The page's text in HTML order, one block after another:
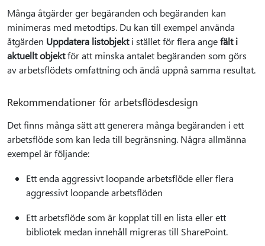
Många åtgärder ger begäranden och begäranden kan
minimeras med metodtips. Du kan till exempel använda
åtgärden Uppdatera listobjekti stället för flera angefält i
aktuellt objektför att minska antalet begäranden som görs
av arbetsflödets omfattning och ändå uppnå samma resultat.
Rekommendationer för arbetsflödesdesign
Det finns många sätt att generera många begäranden i ett
arbetsflöde som kan leda till begränsning. Några allmänna
exempel är följande:
Ett enda aggressivt loopande arbetsflöde eller flera
aggressivt loopande arbetsflöden
Ett arbetsflöde som är kopplat till en lista eller ett
bibliotek medan innehåll migreras till SharePoint.